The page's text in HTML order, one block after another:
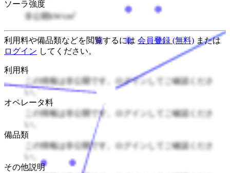
ソーラ強度
非公開kW/cm2
利用料や備品類などを閲覧するには 会員登録 (無料) または
ログイン してください。
利用料
この情報は非公開です。ログインしてご確認くださ
い。
オペレータ料
この情報は非公開です。ログインしてご確認くださ
い。
備品類
この情報は非公開です。ログインしてご確認くださ
い。
その他説明